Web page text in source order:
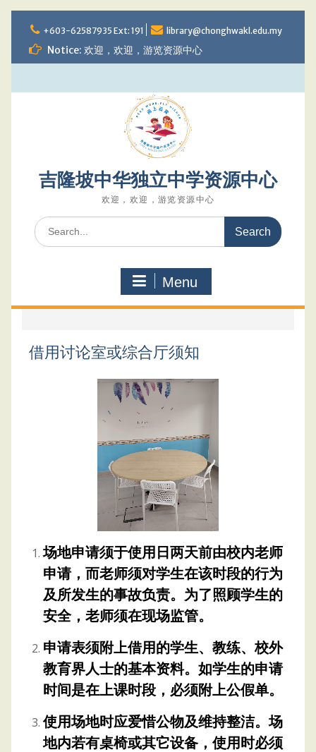
to
content
+603-62587935 Ext: 191 library@chonghwakl.edu.my
Notice: 欢迎，欢迎，游览资源中心
吉隆坡中华独立中学资源中心
欢迎，欢迎，游览资源中心
Search
for:
Menu
借用讨论室或综合厅须知
场地申请须于使用日两天前由校内老师
申请，而老师须对学生在该时段的行为
及所发生的事故负责。为了照顾学生的
安全，老师须在现场监管。
申请表须附上借用的学生、教练、校外
教育界人士的基本资料。如学生的申请
时间是在上课时段，必须附上公假单。
使用场地时应爱惜公物及维持整洁。场
地内若有桌椅或其它设备，使用时必须